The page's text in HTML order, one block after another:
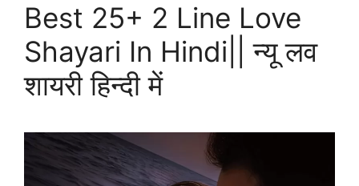
Best 25+ 2 Line Love
Shayari In Hindi|| न्यू लव
शायरी हिन्दी में